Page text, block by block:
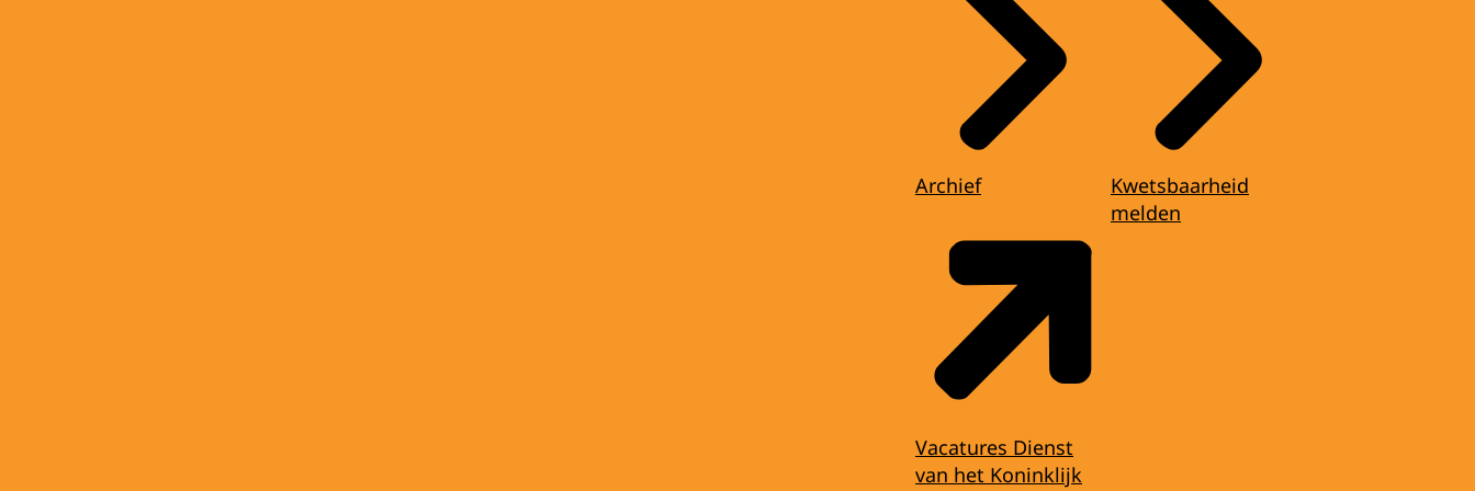
Archief
Vacatures Dienst
van het Koninklijk
Kwetsbaarheid
melden